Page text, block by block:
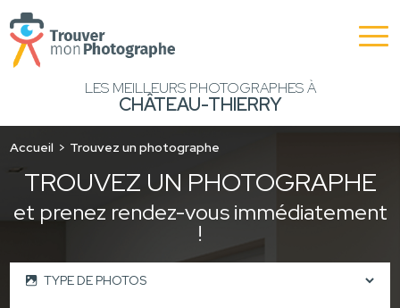
LES MEILLEURS PHOTOGRAPHES À
CHÂTEAU-THIERRY
Accueil Trouvez un photographe
TROUVEZ UN PHOTOGRAPHE
et prenez rendez-vous immédiatement
!